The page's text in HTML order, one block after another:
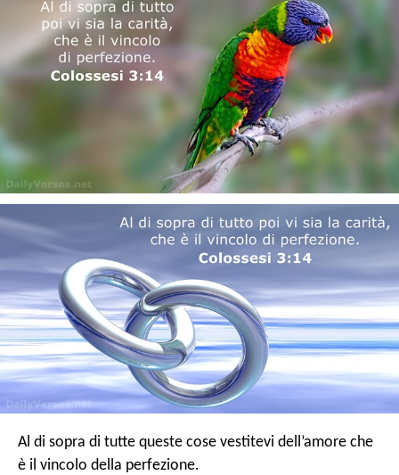
Al di sopra di tutte queste cose vestitevi dell’amore che
è il vincolo della perfezione.